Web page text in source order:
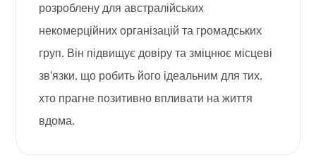
розроблену для австралійських
некомерційних організацій та громадських
груп. Він підвищує довіру та зміцнює місцеві
зв'язки, що робить його ідеальним для тих,
хто прагне позитивно впливати на життя
вдома.